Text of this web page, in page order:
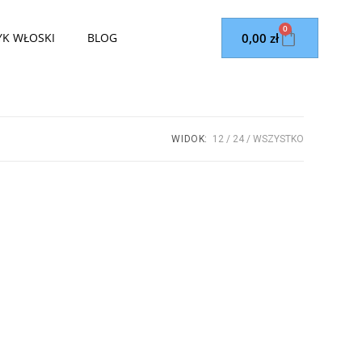
WŁOSKI BLOG 0,00 zł
0
WIDOK: 12 24 WSZYSTKO